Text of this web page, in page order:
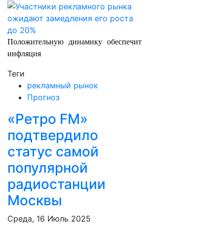
Положительную динамику обеспечит
инфляция
Теги
рекламный рынок
Прогноз
«Ретро FM»
подтвердило
статус самой
популярной
радиостанции
Москвы
Среда, 16 Июль 2025